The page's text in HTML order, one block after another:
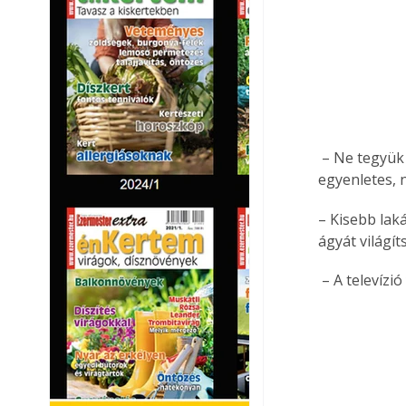
egyenletes,
– Kisebb
ágyát
– A